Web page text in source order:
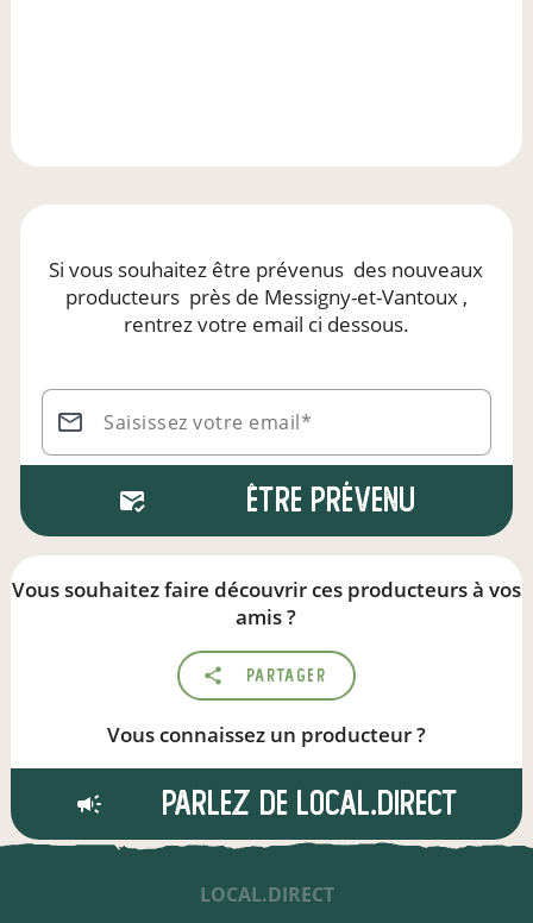
Si vous souhaitez être prévenus des nouveaux
producteurs près de Messigny-et-Vantoux,
rentrez votre email ci dessous.
Saisissez votre email*
Être prévenu
Vous souhaitez faire découvrir ces producteurs à vos
amis ?
Partager
Vous connaissez un producteur ?
Parlez de local.direct
LOCAL.DIRECT